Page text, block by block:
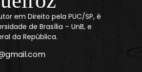
em Direito pela PUC/SP, é
de Brasília – UnB, e
da República.